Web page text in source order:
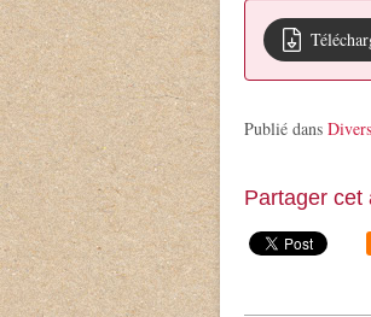
Publié dans Divers
Partager cet